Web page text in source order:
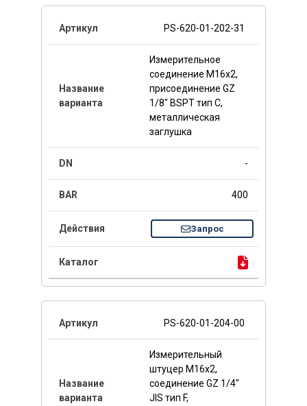
PS-620-01-202-31
Измерительное
соединение M16x2,
присоединение GZ
1/8" BSPT тип C,
металлическая
заглушка
-
400
Запрос
PS-620-01-204-00
Измерительный
штуцер M16x2,
соединение GZ 1/4"
JIS тип F,